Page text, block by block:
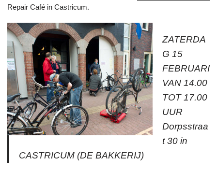
Repair Café in Castricum.
ZATERDA
G 15
FEBRUARI
VAN 14.00
TOT 17.00
UUR
Dorpsstraa
t 30 in
CASTRICUM (DE BAKKERIJ)